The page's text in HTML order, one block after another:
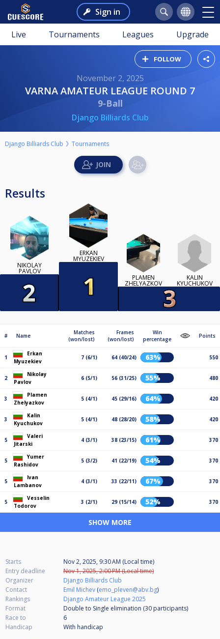
Sign in
Live Tournaments Leagues Upgrade
FOLLOW
November 2, 2025
VARNA AMATEUR LEAGUE ROUND 7
9-Ball
Django Billiards Club
Django Billiards Club Tournaments
Results
NIKOLAY
PAVLOV
ERKAN
MYUZEKIEV
PLAMEN
ZHELYAZKOV
KALIN
KYUCHUKOV
# Name
Matches
(won/lost)
Frames
(won/lost)
Win
percentage
Points
1
Erkan
Myuzekiev
7 (6/1) 64 (40/24) 63% 550
2
Nikolay
Pavlov
6 (5/1) 56 (31/25) 55% 480
3
Plamen
Zhelyazkov
5 (4/1) 45 (29/16) 64% 420
3
Kalin
Kyuchukov
5 (4/1) 48 (28/20) 58% 420
5
Valeri
Jitarski
4 (3/1) 38 (23/15) 61% 370
5
Yumer
Rashidov
5 (3/2) 41 (22/19) 54% 370
5
Ivan
Lambanov
4 (3/1) 33 (22/11) 67% 370
5
Vesselin
Todorov
3 (2/1) 29 (15/14) 52% 370
SHOW MORE
Starts
Nov 2, 2025, 9:30 AM (Local time)
Entry deadline
Nov 1, 2025, 2:00 PM (Local time)
Organizer
Django Billiards Club
Contact
Emil Michev (emo_pleven@abv.bg)
Rankings
Django Amateur League 2025
Format
Double to Single elimination (30 participants)
Race to
6
Handicap
With handicap